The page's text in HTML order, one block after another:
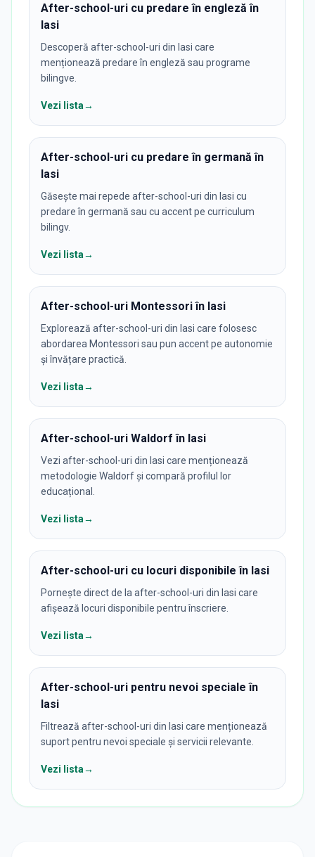
After-school-uri cu predare în engleză în
Iasi
Descoperă after-school-uri din Iasi care
menționează predare în engleză sau programe
bilingve.
Vezi lista→
After-school-uri cu predare în germană în
Iasi
Găsește mai repede after-school-uri din Iasi cu
predare în germană sau cu accent pe curriculum
bilingv.
Vezi lista→
After-school-uri Montessori în Iasi
Explorează after-school-uri din Iasi care folosesc
abordarea Montessori sau pun accent pe autonomie
și învățare practică.
Vezi lista→
After-school-uri Waldorf în Iasi
Vezi after-school-uri din Iasi care menționează
metodologie Waldorf și compară profilul lor
educațional.
Vezi lista→
After-school-uri cu locuri disponibile în Iasi
Pornește direct de la after-school-uri din Iasi care
afișează locuri disponibile pentru înscriere.
Vezi lista→
After-school-uri pentru nevoi speciale în
Iasi
Filtrează after-school-uri din Iasi care menționează
suport pentru nevoi speciale și servicii relevante.
Vezi lista→